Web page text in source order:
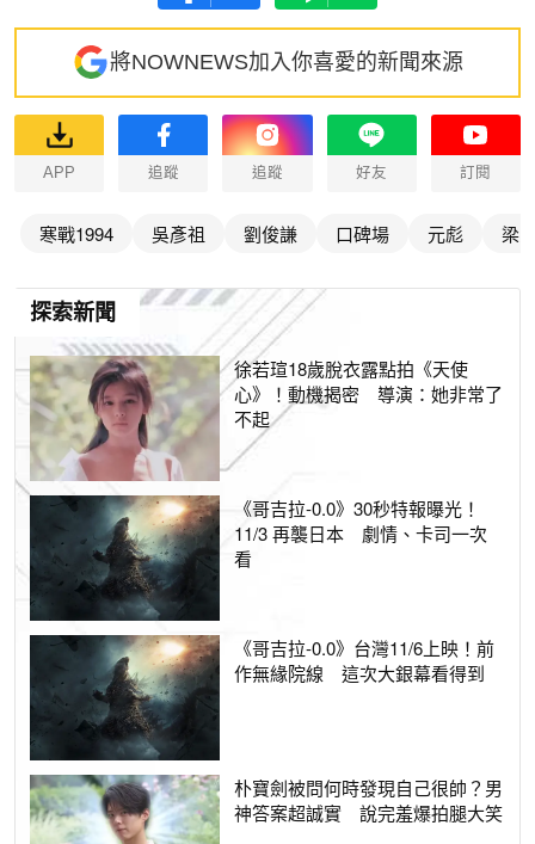
將NOWNEWS加入你喜愛的新聞來源
APP 追蹤 追蹤 好友 訂閱
寒戰1994 吳彥祖 劉俊謙 口碑場 元彪 梁
探索新聞
徐若瑄18歲脫衣露點拍《天使
心》！動機揭密 導演：她非常了
不起
《哥吉拉-0.0》30秒特報曝光！
11/3 再襲日本 劇情、卡司一次
看
《哥吉拉-0.0》台灣11/6上映！前
作無緣院線 這次大銀幕看得到
朴寶劍被問何時發現自己很帥？男
神答案超誠實 說完羞爆拍腿大笑